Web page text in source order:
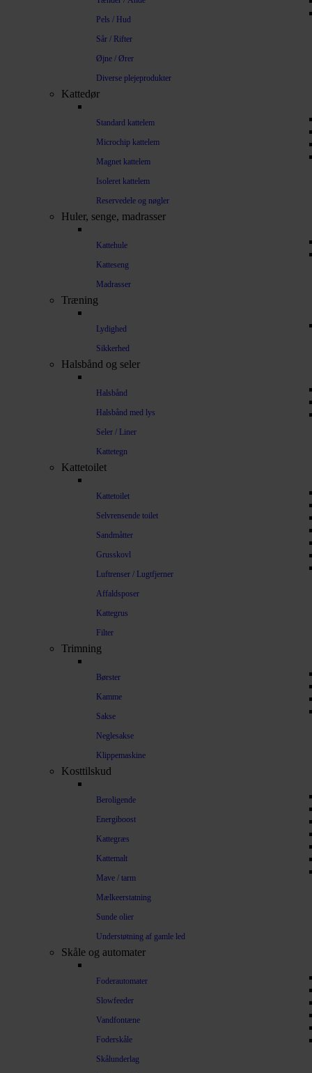
Pels / Hud
Sår / Rifter
Øjne / Ører
Diverse plejeprodukter
Kattedør
Standard kattelem
Microchip kattelem
Magnet kattelem
Isoleret kattelem
Reservedele og nøgler
Huler, senge, madrasser
Kattehule
Katteseng
Madrasser
Træning
Lydighed
Sikkerhed
Halsbånd og seler
Halsbånd
Halsbånd med lys
Seler / Liner
Kattetegn
Kattetoilet
Kattetoilet
Selvrensende toilet
Sandmåtter
Grusskovl
Luftrenser / Lugtfjerner
Affaldsposer
Kattegrus
Filter
Trimning
Børster
Kamme
Sakse
Neglesakse
Klippemaskine
Kosttilskud
Beroligende
Energiboost
Kattegræs
Kattemalt
Mave / tarm
Mælkeerstatning
Sunde olier
Understøtning af gamle led
Skåle og automater
Foderautomater
Slowfeeder
Vandfontæne
Foderskåle
Skålunderlag